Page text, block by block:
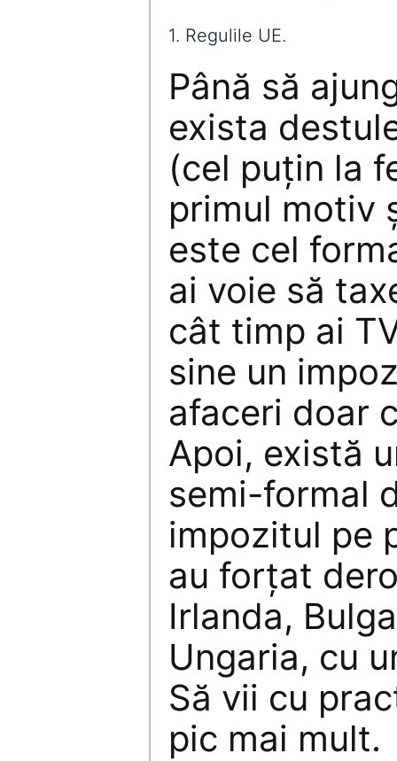
1. Regulile UE.
Până să
exista
(cel puțin la
primul motiv
este cel
ai voie să
cât timp ai
sine un
afaceri doar
Apoi, există
semi-formal
impozitul pe
au forțat
Irlanda,
Ungaria, cu
Să vii cu
pic mai mult.